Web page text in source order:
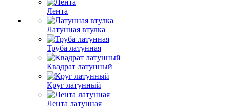
Лента
Латунная втулка
Труба латунная
Квадрат латунный
Круг латунный
Лента латунная